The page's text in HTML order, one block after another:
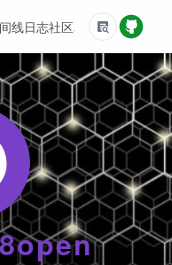
线日志社区友情链接